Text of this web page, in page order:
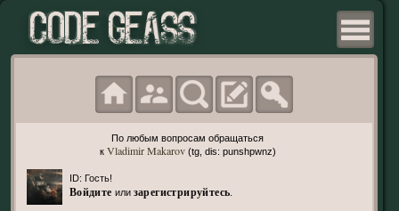
По любым вопросам обращаться
к Vladimir Makarov(tg, dis: punshpwnz)
ID: Гость!
Войдите или зарегистрируйтесь